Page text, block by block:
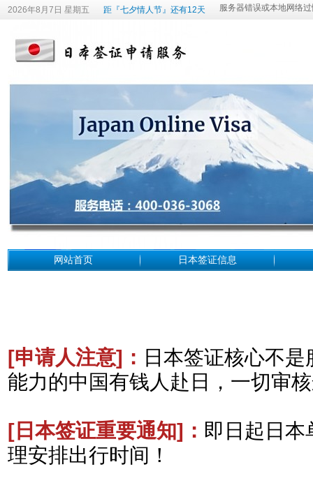
2026年8月7日 星期五 距『七夕情人节』还有12天
网站首页 日本签证信息
[申请人注意]： 日本签证核心不
能力的中国有钱人赴日，一切审
[日本签证重要通知]： 即日起日本
理安排出行时间！